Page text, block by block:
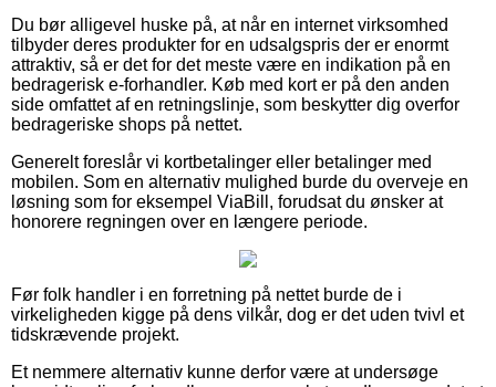
Du bør alligevel huske på, at når en internet virksomhed
tilbyder deres produkter for en udsalgspris der er enormt
attraktiv, så er det for det meste være en indikation på en
bedragerisk e-forhandler. Køb med kort er på den anden
side omfattet af en retningslinje, som beskytter dig overfor
bedrageriske shops på nettet.
Generelt foreslår vi kortbetalinger eller betalinger med
mobilen. Som en alternativ mulighed burde du overveje en
løsning som for eksempel ViaBill, forudsat du ønsker at
honorere regningen over en længere periode.
Før folk handler i en forretning på nettet burde de i
virkeligheden kigge på dens vilkår, dog er det uden tvivl et
tidskrævende projekt.
Et nemmere alternativ kunne derfor være at undersøge